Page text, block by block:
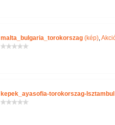
malta_bulgaria_torokorszag(kép),
kepek_ayasofia-torokorszag-Isztambul